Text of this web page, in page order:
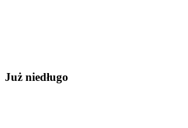
Już niedługo